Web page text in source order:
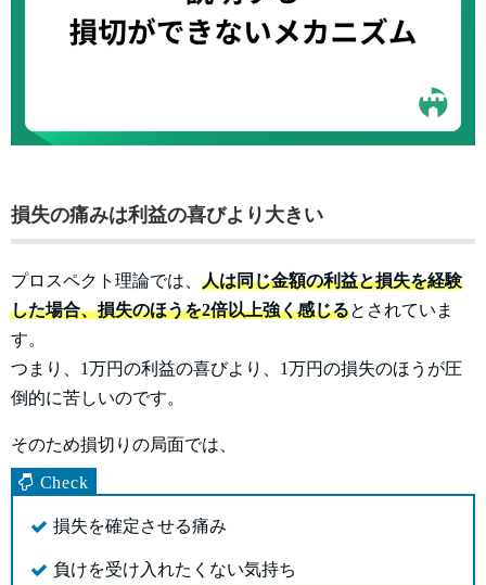
損失の痛みは利益の喜びより大きい
プロスペクト理論では、 人は同じ金額の利益と損失を経験
した場合、損失のほうを2倍以上強く感じるとされていま
す。
つまり、1万円の利益の喜びより、1万円の損失のほうが圧
倒的に苦しいのです。
そのため損切りの局面では、
損失を確定させる痛み
負けを受け入れたくない気持ち